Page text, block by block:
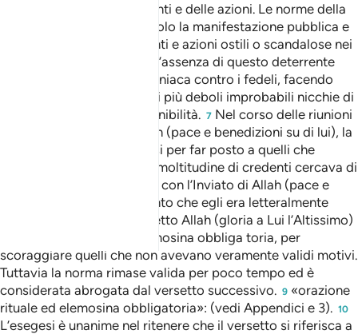
controllo dei comportamenti e delle azioni. Le norme della
sharià infatti, colpiscono solo la manifestazione pubblica e
oggettiva di comportamenti e azioni ostili o scandalose nei
confronti della comunità. L’assenza di questo deterrente
può favorire l’azione demoniaca contro i fedeli, facendo
balenare alle coscienze dei più deboli improbabili nicchie di
anonimato e di fosca impunibilità. 7 Nel corso delle riunioni
che teneva l’Inviato di Allah (pace e benedizioni su di lui), la
gente era restia a stringersi per far posto a quelli che
Una moltitudine di credenti cercava di
ottenere incontri personali con l’Inviato di Allah (pace e
benedizioni su di lui) al punto che egli era letteralmente
assillato. Con questo versetto Allah (gloria a Lui l’Altissimo)
stabilisce una sorta di elemosina obbliga toria, per
scoraggiare quelli che non avevano veramente validi motivi.
Tuttavia la norma rimase valida per poco tempo ed è
considerata abrogata dal versetto successivo. 9 «orazione
rituale ed elemosina obbligatoria»: (vedi Appendici e 3). 10
L’esegesi è unanime nel ritenere che il versetto si riferisca a